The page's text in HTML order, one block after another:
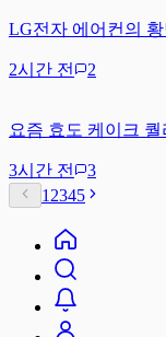
LG전자 에어컨의
2시간 전 2
요즘 효도 케이크
3시간 전
3
1 2345